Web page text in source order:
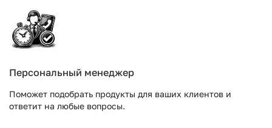
Персональный менеджер
Поможет подобрать продукты для ваших клиентов и
ответит на любые вопросы.